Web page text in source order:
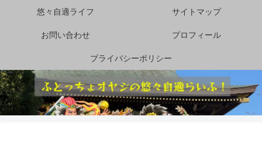
悠々自適ライフ サイトマップ
お問い合わせ プロフィール
プライバシーポリシー